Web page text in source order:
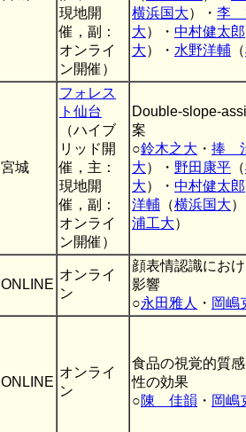
現地開
催，副：
オンライ
ン開催）
横浜国大）・ 李
大）・ 中村健太郎
大）・ 水野洋輔 （
宮城
フォレス
ト仙台
（ハイブ
リッド開
催，主：
現地開
催，副：
オンライ
ン開催）
Double-slope-
案
○鈴木之大 ・ 捧
大）・ 野田康平 （
大）・ 中村健太郎
洋輔 （横浜国大
浦工大）
ONLINE
オンライ
ン
顔表情認識にお
影響
○永田雅人 ・ 岡嶋
ONLINE
オンライ
ン
食品の視覚的質
性の効果
○陳 佳韻 ・ 岡嶋